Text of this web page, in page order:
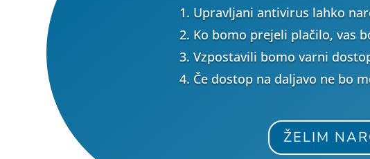
Upravljani antivirus lahko
Ko bomo prejeli plačilo, vas
Vzpostavili bomo varni
Če dostop na daljavo ne bo
ŽELIM